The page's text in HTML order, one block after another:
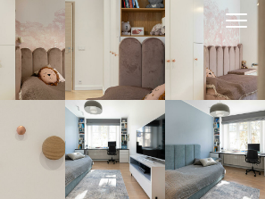
Close
EST
WESSE DISAIN
PARTNERITE DISAIN